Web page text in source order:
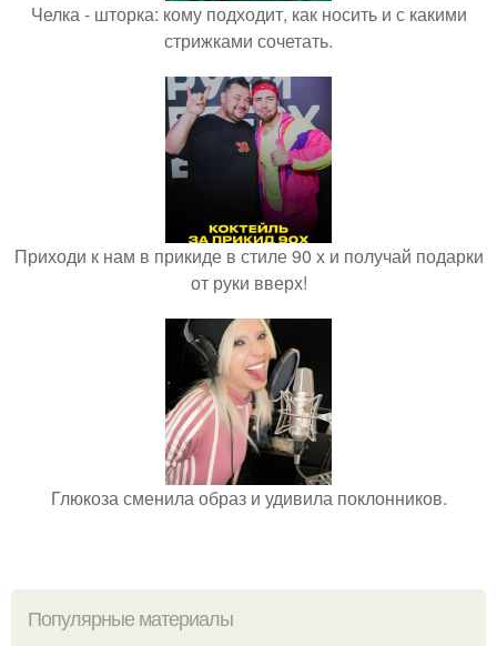
Челка - шторка: кому подходит, как носить и с какими
стрижками сочетать.
Приходи к нам в прикиде в стиле 90 х и получай подарки
от руки вверх!
Глюкоза сменила образ и удивила поклонников.
Популярные материалы